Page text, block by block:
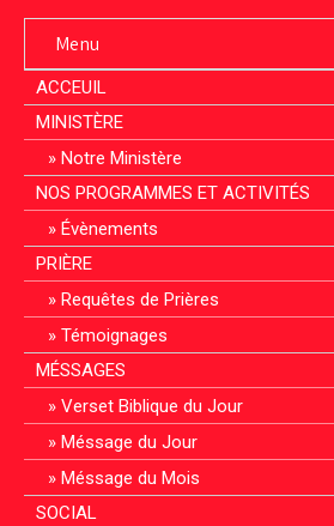
Menu
ACCEUIL
MINISTÈRE
Notre Ministère
NOS PROGRAMMES ET ACTIVITÉS
Évènements
PRIÈRE
Requêtes de Prières
Témoignages
MÉSSAGES
Verset Biblique du Jour
Méssage du Jour
Méssage du Mois
SOCIAL